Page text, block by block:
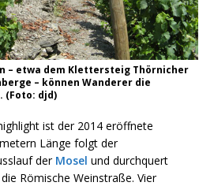
– etwa dem Klettersteig Thörnicher
– können Wanderer die
(Foto: djd)
ist der 2014 eröffnete
Länge folgt der
der Mosel und durchquert
Römische Weinstraße. Vier